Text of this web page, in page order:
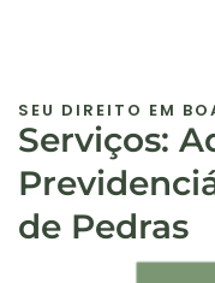
SEU DIREITO EM
Serviços:
de Pedras